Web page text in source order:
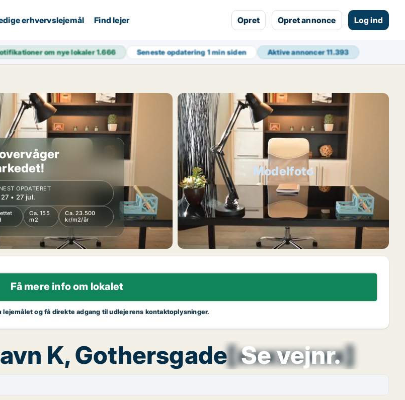
erhvervslejemål Find lejer Opret Opret annonce Log ind
om nye lokaler1.666 Seneste opdatering1 min siden Aktive annoncer11.393
OPDATERET
• 27 jul.
Ca. 155
m2
Ca. 23.500
kr/m2/år
Modelfoto
Få mere info om lokalet
lejemålet og få direkte adgang til udlejerens kontaktoplysninger.
K, Gothersgade Se vejnr.
[xxxxxxxx]